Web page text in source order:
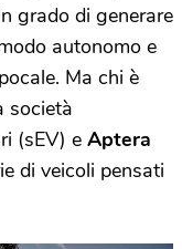
grado di generare
autonomo e
Ma chi è
società
(sEV) e Aptera
di veicoli pensati